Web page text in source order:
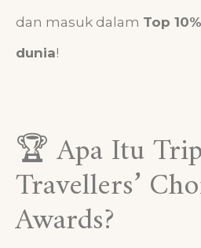
dan masuk dalam Top
dunia!
🏆 Apa Itu
Travellers’
Awards?